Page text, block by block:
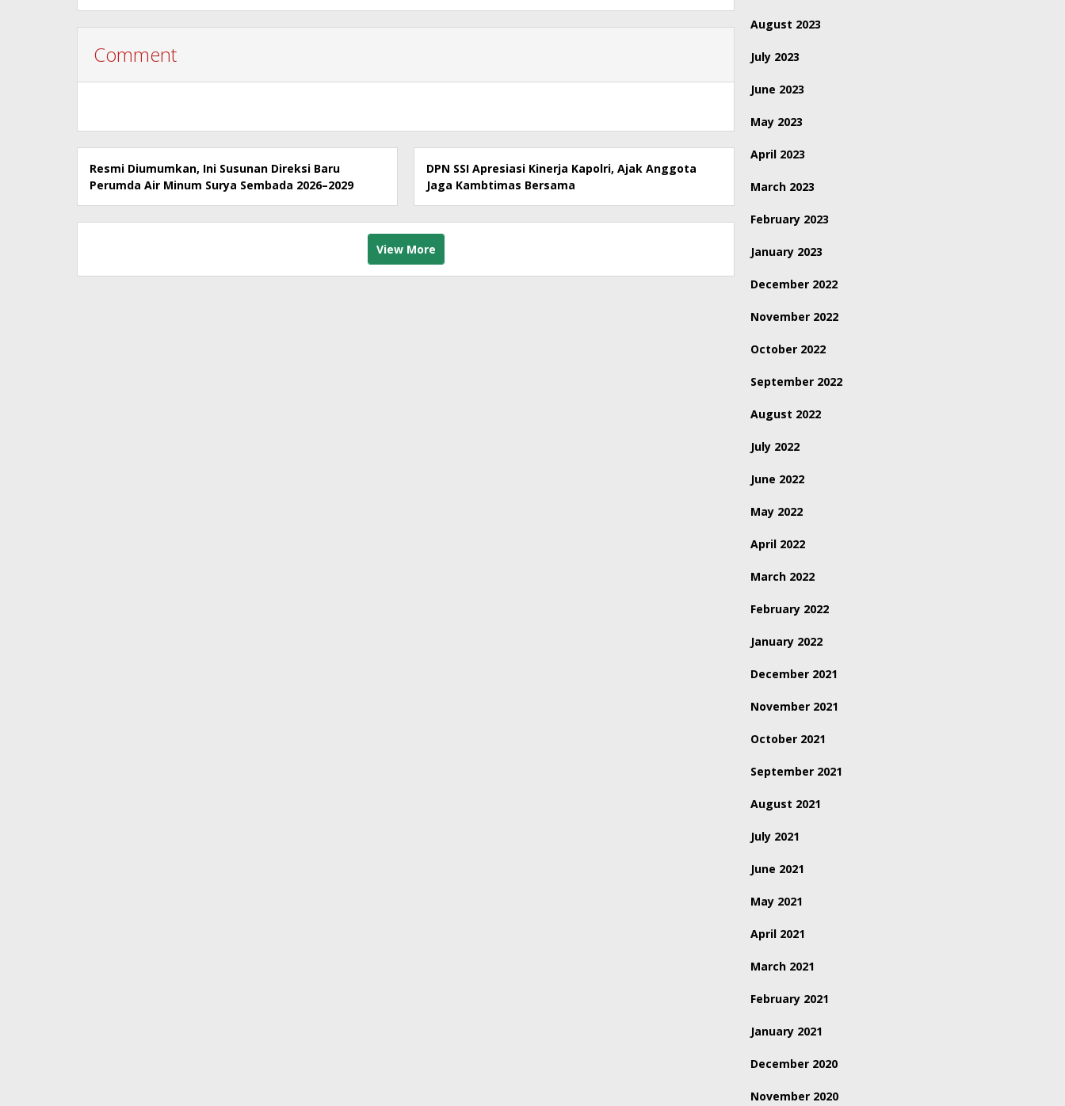
Comment
Resmi Diumumkan, Ini Susunan Direksi Baru
Perumda Air Minum Surya Sembada 2026–2029
DPN SSI Apresiasi Kinerja Kapolri, Ajak Anggota
Jaga Kambtimas Bersama
View More
August 2023
July 2023
June 2023
May 2023
April 2023
March 2023
February 2023
January 2023
December 2022
November 2022
October 2022
September 2022
August 2022
July 2022
June 2022
May 2022
April 2022
March 2022
February 2022
January 2022
December 2021
November 2021
October 2021
September 2021
August 2021
July 2021
June 2021
May 2021
April 2021
March 2021
February 2021
January 2021
December 2020
November 2020